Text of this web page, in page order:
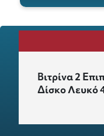
Βιτρίνα 2
Δίσκο Λευκό